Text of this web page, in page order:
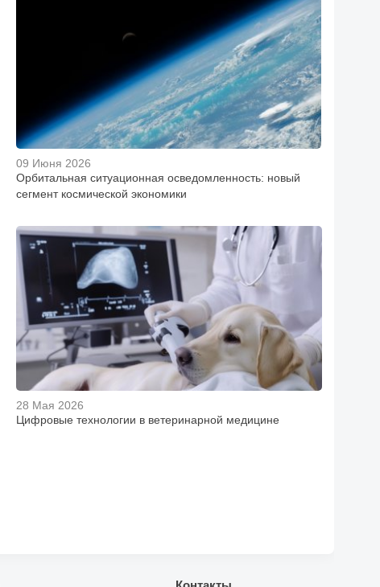
09 Июня 2026
Орбитальная ситуационная осведомленность: новый
сегмент космической экономики
28 Мая 2026
Цифровые технологии в ветеринарной медицине